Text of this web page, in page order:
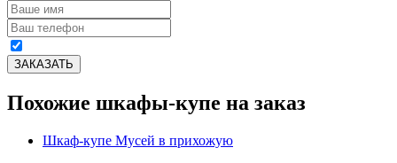
Похожие шкафы-купе на заказ
Шкаф-купе Мусей в прихожую